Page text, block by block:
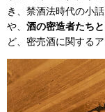
き、禁酒法時代の小
や、 酒の密造者たち
ど、密売酒に関する